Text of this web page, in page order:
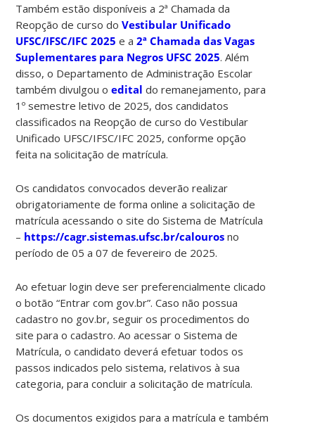
Também estão disponíveis a 2ª Chamada da
Reopção de curso doVestibular Unificado
UFSC/IFSC/IFC 2025 e a2ª Chamada das Vagas
Suplementares para Negros UFSC 2025. Além
disso, o Departamento de Administração Escolar
também divulgou oedital do remanejamento, para
1º semestre letivo de 2025, dos candidatos
classificados na Reopção de curso do Vestibular
Unificado UFSC/IFSC/IFC 2025, conforme opção
feita na solicitação de matrícula.
Os candidatos convocados deverão realizar
obrigatoriamente de forma online a solicitação de
matrícula acessando o site do Sistema de Matrícula
– https://cagr.sistemas.ufsc.br/calouros no
período de 05 a 07 de fevereiro de 2025.
Ao efetuar login deve ser preferencialmente clicado
o botão “Entrar com gov.br”. Caso não possua
cadastro no gov.br, seguir os procedimentos do
site para o cadastro. Ao acessar o Sistema de
Matrícula, o candidato deverá efetuar todos os
passos indicados pelo sistema, relativos à sua
categoria, para concluir a solicitação de matrícula.
Os documentos exigidos para a matrícula e também